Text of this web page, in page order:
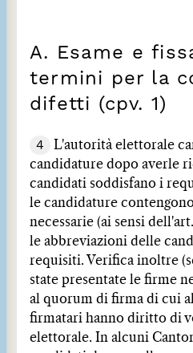
A. Esame e
termini per la
difetti (cpv. 1)
4
L'autorità elettorale
candidature dopo averle
candidati soddisfano i
le candidature
necessarie (ai sensi
le abbreviazioni delle
requisiti. Verifica inoltre
state presentate le firme
al quorum di firma di cui
firmatari hanno diritto di
elettorale. In alcuni